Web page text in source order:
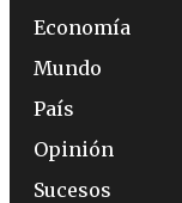
Economía
Mundo
País
Opinión
Sucesos